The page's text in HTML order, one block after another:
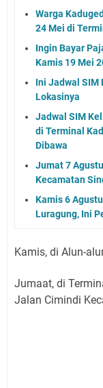
Warga
24 Mei di
Ingin Bayar
Kamis 19 Mei
Ini Jadwal SIM
Lokasinya
Jadwal SIM
di Terminal
Dibawa
Jumat 7
Kecamatan
Kamis 6
Luragung, Ini
Kamis, di Alun-
Jumaat, di
Jalan Cimindi